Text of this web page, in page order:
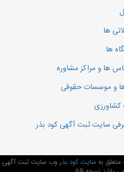
ها
ها
ها و مراکز مشاوره
ها و موسسات حقوقی
کشاورزی
سایت ثبت آگهی کود بذر
به سایت کود بذروب سایت ثبت آگهی